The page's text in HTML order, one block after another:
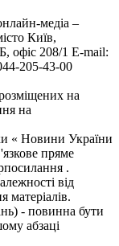
медіа –
Київ,
208/1 E-mail:
205-43-00
на
на
« Новини України
пряме
.
від
матеріалів.
- повинна бути
абзаці